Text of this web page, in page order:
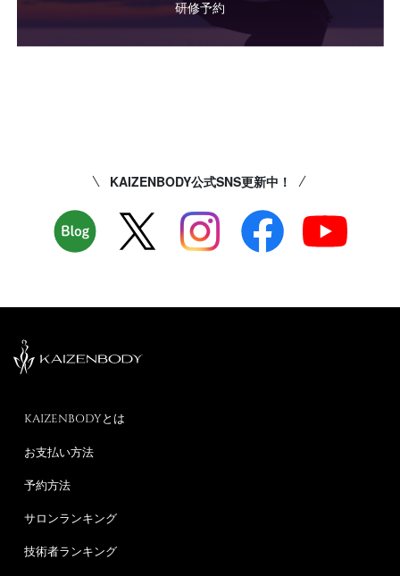
研修予約
KAIZENBODY公式SNS更新中！
KAIZENBODYとは
お支払い方法
予約方法
サロンランキング
技術者ランキング